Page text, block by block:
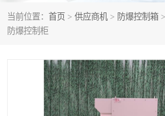
当前位置： 首页 > 供应商机 > 防爆控制箱
防爆控制柜
防爆操作柱 防